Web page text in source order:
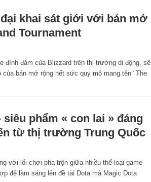
khai sát giới với bản mở
Tournament
đình đám của Blizzard trên thị trường di động, sẽ
của bản mở rộng hết sức quy mô mang tên "The
siêu phẩm « con lai » đáng
từ thị trường Trung Quốc
với lối chơi pha trộn giữa nhiều thể loại game
để làm sáng lên đề tài Dota mà Magic Dota